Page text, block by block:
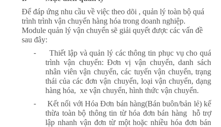
Để đáp ứng nhu cầu về việc theo dõi , quản lý toàn bộ quá
trình trình vận chuyển hàng hóa trong doanh nghiệp.
Module quản lý vận chuyển sẽ giải quyết được các vấn đề
sau đây:
-
Thiết lập và quản lý các thông tin phục vụ cho quá
trình vận chuyển: Đơn vị vận chuyển, danh sách
nhân viên vận chuyển, các tuyến vận chuyển, trạng
thái của các đơn vận chuyển, loại vận chuyển, dạng
hàng hóa, xe vận chuyển, hình thức vận chuyển.
-
Kết nối với Hóa Đơn bán hàng(Bán buôn/bản lẻ) kế
thừa toàn bộ thông tin từ hóa đơn bán hàng hỗ trợ
lập nhanh vận đơn từ một hoặc nhiều hóa đơn bán